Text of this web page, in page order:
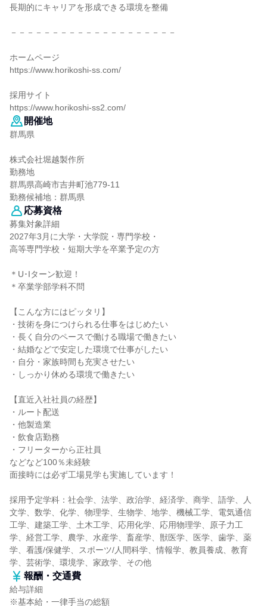
長期的にキャリアを形成できる環境を整備
－－－－－－－－－－－－－－－－－－－－
ホームページ
https://www.horikoshi-ss.com/
採用サイト
https://www.horikoshi-ss2.com/
開催地
群馬県
株式会社堀越製作所
勤務地
群馬県高崎市吉井町池779-11
勤務候補地：群馬県
応募資格
募集対象詳細
2027年3月に大学・大学院・専門学校・
高等専門学校・短期大学を卒業予定の方
＊U･Iターン歓迎！
＊卒業学部学科不問
【こんな方にはピッタリ】
・技術を身につけられる仕事をはじめたい
・長く自分のペースで働ける職場で働きたい
・結婚などで安定した環境で仕事がしたい
・自分・家族時間も充実させたい
・しっかり休める環境で働きたい
【直近入社社員の経歴】
・ルート配送
・他製造業
・飲食店勤務
・フリーターから正社員
などなど100％未経験
面接時には必ず工場見学も実施しています！
採用予定学科：社会学、法学、政治学、経済学、商学、語学、人
文学、数学、化学、物理学、生物学、地学、機械工学、電気通信
工学、建築工学、土木工学、応用化学、応用物理学、原子力工
学、経営工学、農学、水産学、畜産学、獣医学、医学、歯学、薬
学、看護/保健学、スポーツ/人間科学、情報学、教員養成、教育
学、芸術学、環境学、家政学、その他
報酬・交通費
給与詳細
※基本給・一律手当の総額